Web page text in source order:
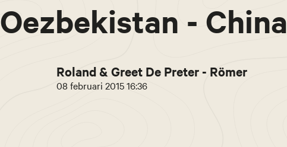
Oezbekistan - China
Roland & Greet De Preter - Römer
08 februari 2015 16:36